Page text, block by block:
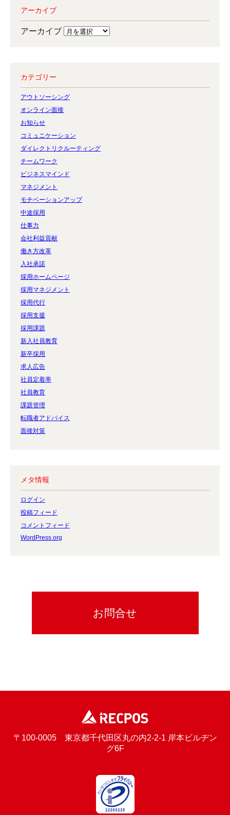
アーカイブ
アーカイブ
カテゴリー
アウトソーシング
オンライン面接
お知らせ
コミュニケーション
ダイレクトリクルーティング
チームワーク
ビジネスマインド
マネジメント
モチベーションアップ
中途採用
仕事力
会社利益貢献
働き方改革
入社承諾
採用ホームページ
採用マネジメント
採用代行
採用支援
採用課題
新入社員教育
新卒採用
求人広告
社員定着率
社員教育
課題管理
転職者アドバイス
面接対策
メタ情報
ログイン
投稿フィード
コメントフィード
WordPress.org
〒100-0005 東京都千代田区丸の内2-2-1 岸本ビルヂン
グ6F